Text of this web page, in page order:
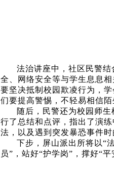
法治讲座中，社区民警
全、网络安全等与学生息息
要坚决抵制校园欺凌行为，
们要提高警惕，不轻易相信
随后，民警还为校园师
行了总结和点评，指出了演
法，以及遇到突发暴恐事件
下步，屏山派出所将以“
员”，站好“护学岗”，撑好“